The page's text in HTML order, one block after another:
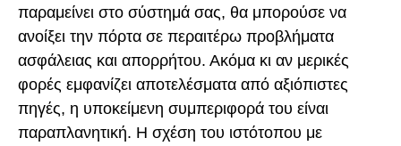
παραμείνει στο σύστημά σας, θα μπορούσε να
ανοίξει την πόρτα σε περαιτέρω προβλήματα
ασφάλειας και απορρήτου. Ακόμα κι αν μερικές
φορές εμφανίζει αποτελέσματα από αξιόπιστες
πηγές, η υποκείμενη συμπεριφορά του είναι
παραπλανητική. Η σχέση του ιστότοπου με